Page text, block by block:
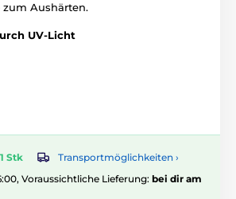
zum Aushärten.
UV-Licht
Stk
Transportmöglichkeiten ›
Voraussichtliche Lieferung: bei dir am